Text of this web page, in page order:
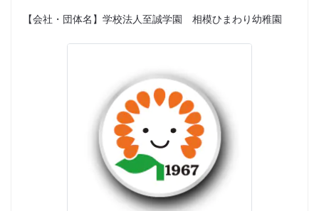
【会社・団体名】学校法人至誠学園 相模ひまわり幼稚園